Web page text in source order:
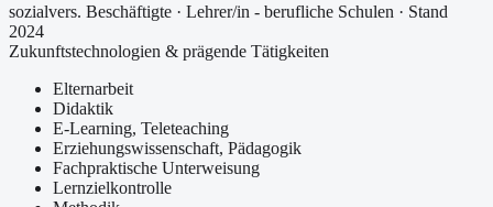
sozialvers. Beschäftigte · Lehrer/in - berufliche Schulen · Stand
2024
Zukunftstechnologien & prägende Tätigkeiten
Elternarbeit
Didaktik
E-Learning, Teleteaching
Erziehungswissenschaft, Pädagogik
Fachpraktische Unterweisung
Lernzielkontrolle